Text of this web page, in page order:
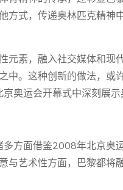
式，传递奥林匹克精神
元素，融入社交媒体和现
中。这种创新的做法，或
奥运会开幕式中深刻展示
方面借鉴2008年北京奥
与艺术性方面，巴黎都将